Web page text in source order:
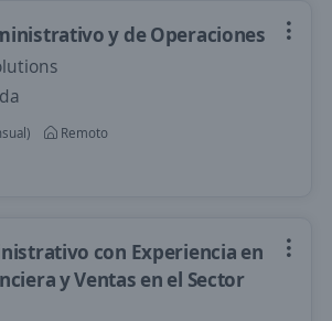
y de Operaciones
Remoto
con Experiencia en
y Ventas en el Sector